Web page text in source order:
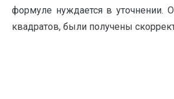
формуле нуждается в уточнении.
квадратов, были получены